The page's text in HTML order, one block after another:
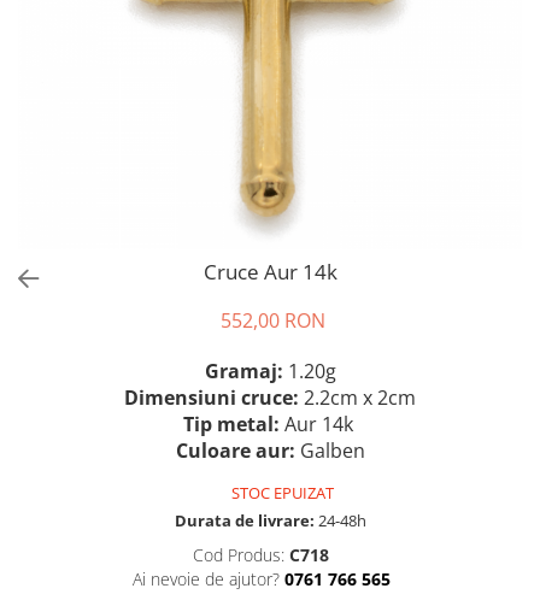
Cruce Aur 14k
552,00 RON
Gramaj: 1.20g
Dimensiuni cruce: 2.2cm x 2cm
Tip metal: Aur 14k
Culoare aur: Galben
STOC EPUIZAT
Durata de livrare: 24-48h
Cod Produs: C718
Ai nevoie de ajutor? 0761 766 565